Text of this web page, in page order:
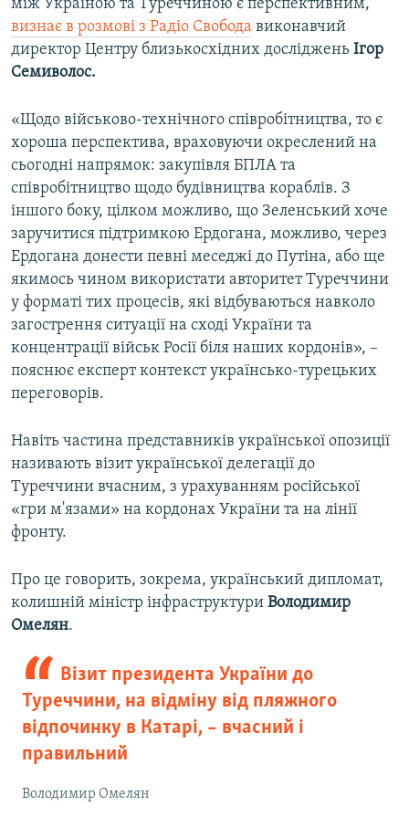
між Україною та Туреччиною є перспективним,
визнає в розмові з Радіо Свобода виконавчий
директор Центру близькосхідних досліджень Ігор
Семиволос.
«Щодо військово-технічного співробітництва, то є
хороша перспектива, враховуючи окреслений на
сьогодні напрямок: закупівля БПЛА та
співробітництво щодо будівництва кораблів. З
іншого боку, цілком можливо, що Зеленський хоче
заручитися підтримкою Ердогана, можливо, через
Ердогана донести певні меседжі до Путіна, або ще
якимось чином використати авторитет Туреччини
у форматі тих процесів, які відбуваються навколо
загострення ситуації на сході України та
концентрації військ Росії біля наших кордонів», –
пояснює експерт контекст українсько-турецьких
переговорів.
Навіть частина представників української опозиції
називають візит української делегації до
Туреччини вчасним, з урахуванням російської
«гри м'язами» на кордонах України та на лінії
фронту.
Про це говорить, зокрема, український дипломат,
колишній міністр інфраструктури Володимир
Омелян.
Візит президента України до
Туреччини, на відміну від пляжного
відпочинку в Катарі, – вчасний і
правильний
Володимир Омелян